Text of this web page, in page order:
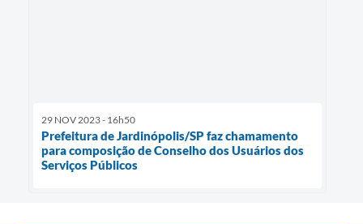
29 NOV 2023 - 16h50
Prefeitura de Jardinópolis/SP faz chamamento
para composição de Conselho dos Usuários dos
Serviços Públicos